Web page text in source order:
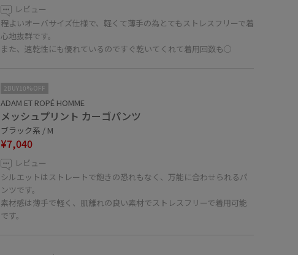
レビュー
程よいオーバサイズ仕様で、軽くて薄手の為とてもストレスフリーで着
心地抜群です。
また、速乾性にも優れているのですぐ乾いてくれて着用回数も○
2BUY10%OFF
ADAM ET ROPÉ HOMME
メッシュプリント カーゴパンツ
ブラック系 / M
¥7,040
レビュー
シルエットはストレートで飽きの恐れもなく、万能に合わせられるパ
ンツです。
素材感は薄手で軽く、肌離れの良い素材でストレスフリーで着用可能
です。